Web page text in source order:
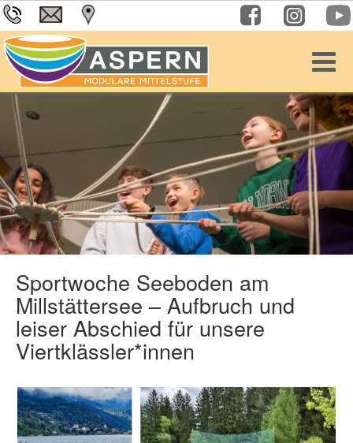
Sportwoche Seeboden am
Millstättersee – Aufbruch und
leiser Abschied für unsere
Viertklässler*innen